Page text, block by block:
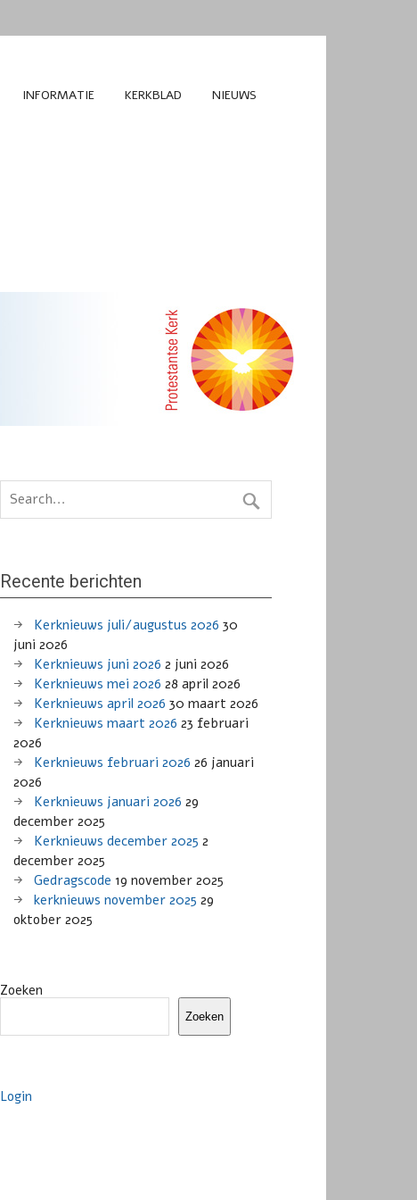
INFORMATIE KERKBLAD NIEUWS
Recente berichten
Kerknieuws juli/augustus 2026 30
juni 2026
Kerknieuws juni 2026 2 juni 2026
Kerknieuws mei 2026 28 april 2026
Kerknieuws april 2026 30 maart 2026
Kerknieuws maart 2026 23 februari
2026
Kerknieuws februari 2026 26 januari
2026
Kerknieuws januari 2026 29
december 2025
Kerknieuws december 2025 2
december 2025
Gedragscode 19 november 2025
kerknieuws november 2025 29
oktober 2025
Zoeken
Zoeken
Login